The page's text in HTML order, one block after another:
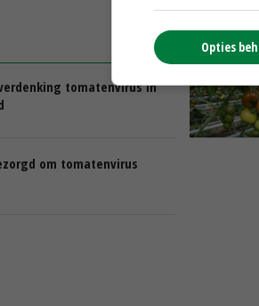
tomatenvirus in
om tomatenvirus
Opties